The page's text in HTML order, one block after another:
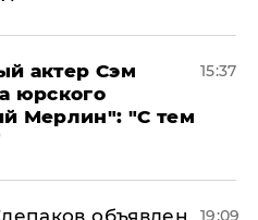
актер Сэм
юрского
Мерлин": "С тем
15:37
19:09